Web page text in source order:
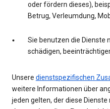
oder fördern dieses),
Betrug, Verleumdung,
Sie benutzen die Dienste
schädigen,
Unsere dienstspezifischen
weitere Informationen über
jeden gelten, der diese